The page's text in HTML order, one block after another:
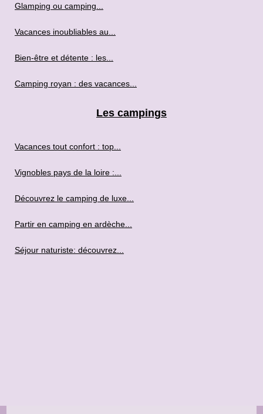
Glamping ou camping...
Vacances inoubliables au...
Bien-être et détente : les...
Camping royan : des vacances...
Les campings
Vacances tout confort : top...
Vignobles pays de la loire :...
Découvrez le camping de luxe...
Partir en camping en ardèche...
Séjour naturiste: découvrez...